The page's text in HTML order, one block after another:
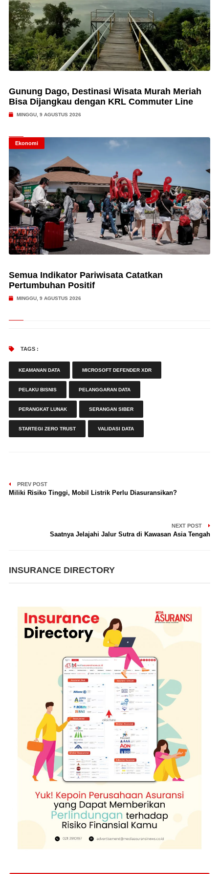
Gunung Dago, Destinasi Wisata Murah Meriah
Bisa Dijangkau dengan KRL Commuter Line
MINGGU, 9 AGUSTUS 2026
Ekonomi
Semua Indikator Pariwisata Catatkan
Pertumbuhan Positif
MINGGU, 9 AGUSTUS 2026
TAGS :
KEAMANAN DATA MICROSOFT DEFENDER XDR
PELAKU BISNIS PELANGGARAN DATA
PERANGKAT LUNAK SERANGAN SIBER
STARTEGI ZERO TRUST VALIDASI DATA
PREV POST
Miliki Risiko Tinggi, Mobil Listrik Perlu Diasuransikan?
NEXT POST
Saatnya Jelajahi Jalur Sutra di Kawasan Asia Tengah
INSURANCE DIRECTORY